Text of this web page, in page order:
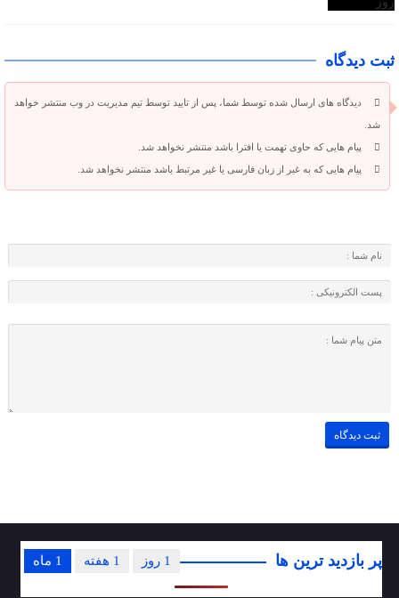
ثبت دیدگاه
دیدگاه های ارسال شده توسط شما، پس از تایید توسط تیم مدیریت در وب منتشر خواهد
شد.
پیام هایی که حاوی تهمت یا افترا باشد منتشر نخواهد شد.
پیام هایی که به غیر از زبان فارسی یا غیر مرتبط باشد منتشر نخواهد شد.
پر بازدید ترین ها 1 ماه 1 هفته 1 روز